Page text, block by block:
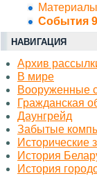
Материалы
События
НАВИГАЦИЯ
Архив
В мире
Вооруженные
Гражданская
Даунгрейд
Забытые
Исторические
История
История